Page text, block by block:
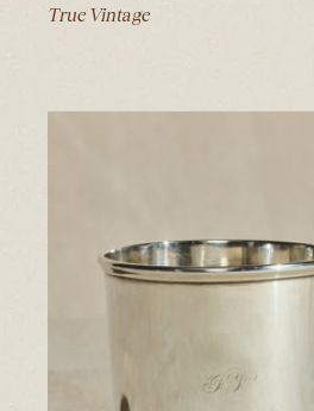
True Vintage